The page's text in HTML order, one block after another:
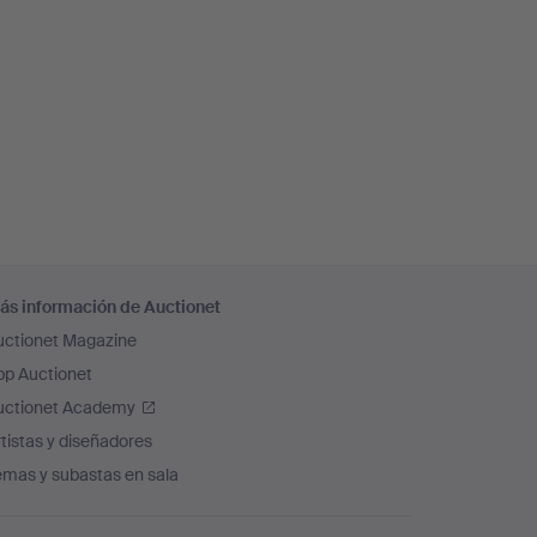
información de Auctionet
Magazine
Auctionet
Academy
y diseñadores
y subastas en sala